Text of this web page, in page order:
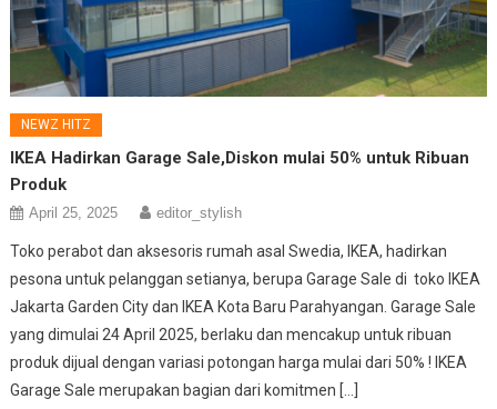
NEWZ HITZ
IKEA Hadirkan Garage Sale,Diskon mulai 50% untuk Ribuan
Produk
April 25, 2025 editor_stylish
Toko perabot dan aksesoris rumah asal Swedia, IKEA, hadirkan
pesona untuk pelanggan setianya, berupa Garage Sale di toko IKEA
Jakarta Garden City dan IKEA Kota Baru Parahyangan. Garage Sale
yang dimulai 24 April 2025, berlaku dan mencakup untuk ribuan
produk dijual dengan variasi potongan harga mulai dari 50% ! IKEA
Garage Sale merupakan bagian dari komitmen […]